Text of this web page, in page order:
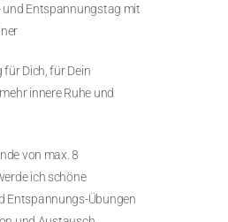
und Entspannungstag mit
für Dich, für Dein
innere Ruhe und
von max. 8
ich schöne
Entspannungs-Übungen